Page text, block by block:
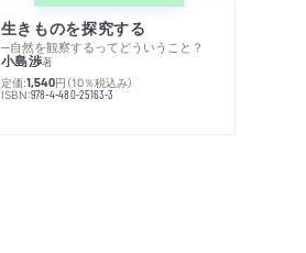
生きものを探究する
─自然を観察するってどういうこと？
小島渉著
定価:1,540円 （10％税込み）
ISBN:978-4-480-25163-3